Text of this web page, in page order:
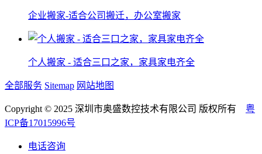
企业搬家-适合公司搬迁，办公室搬家
个人搬家 - 适合三口之家，家具家电齐全
全部服务 Sitemap 网站地图
Copyright © 2025 深圳市奥盛数控技术有限公司 版权所有 粤
ICP备17015996号
电话咨询